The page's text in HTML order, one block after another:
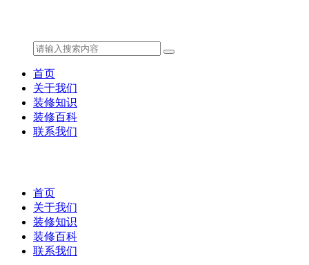
首页
关于我们
装修知识
装修百科
联系我们
首页
关于我们
装修知识
装修百科
联系我们